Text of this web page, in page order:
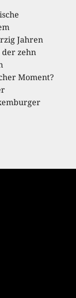
Jahren
zehn
Moment?